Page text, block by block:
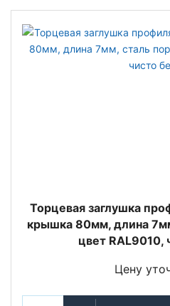
Торцевая заглушка
крышка 80мм, длина
цвет RAL9010,
Цену